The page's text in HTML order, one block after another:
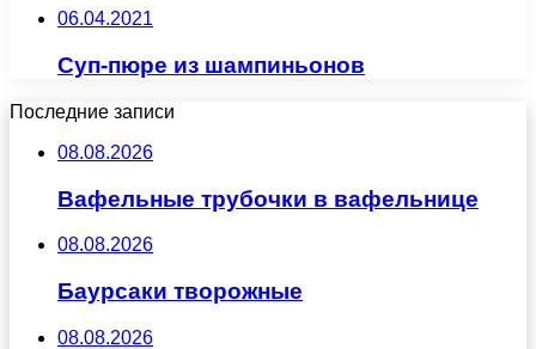
06.04.2021
Суп-пюре из шампиньонов
Последние записи
08.08.2026
Вафельные трубочки в вафельнице
08.08.2026
Баурсаки творожные
08.08.2026